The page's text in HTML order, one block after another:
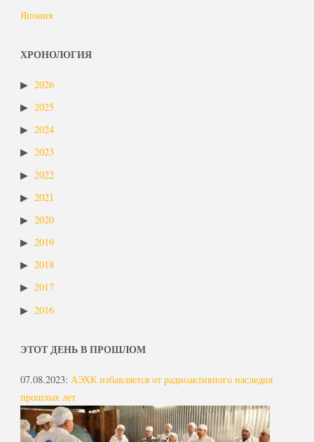
Япония
ХРОНОЛОГИЯ
2026
2025
2024
2023
2022
2021
2020
2019
2018
2017
2016
ЭТОТ ДЕНЬ В ПРОШЛОМ
07.08.2023: АЭХК избавляется от радиоактивного наследия
прошлых лет